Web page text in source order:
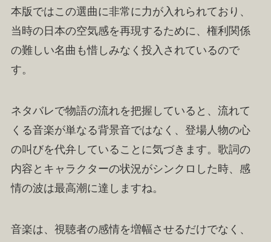
本版ではこの選曲に非常に力が入れられており、
当時の日本の空気感を再現するために、権利関係
の難しい名曲も惜しみなく投入されているので
す。
ネタバレで物語の流れを把握していると、流れて
くる音楽が単なる背景音ではなく、登場人物の心
の叫びを代弁していることに気づきます。歌詞の
内容とキャラクターの状況がシンクロした時、感
情の波は最高潮に達しますね。
音楽は、視聴者の感情を増幅させるだけでなく、